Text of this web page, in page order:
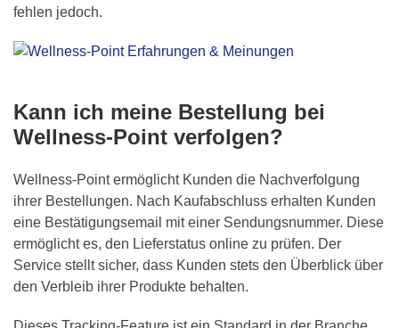
fehlen jedoch.
Kann ich meine Bestellung bei
Wellness-Point verfolgen?
Wellness-Point ermöglicht Kunden die Nachverfolgung
ihrer Bestellungen. Nach Kaufabschluss erhalten Kunden
eine Bestätigungsemail mit einer Sendungsnummer. Diese
ermöglicht es, den Lieferstatus online zu prüfen. Der
Service stellt sicher, dass Kunden stets den Überblick über
den Verbleib ihrer Produkte behalten.